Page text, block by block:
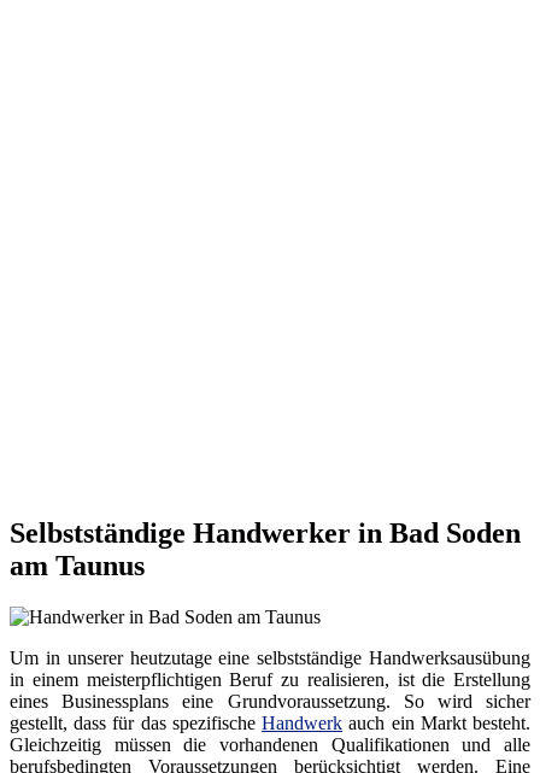
Selbstständige Handwerker in Bad Soden
am Taunus
Um in unserer heutzutage eine selbstständige Handwerksausübung
in einem meisterpflichtigen Beruf zu realisieren, ist die Erstellung
eines Businessplans eine Grundvoraussetzung. So wird sicher
gestellt, dass für das spezifischeHandwerk auch ein Markt besteht.
Gleichzeitig müssen die vorhandenen Qualifikationen und alle
berufsbedingten Voraussetzungen berücksichtigt werden. Eine